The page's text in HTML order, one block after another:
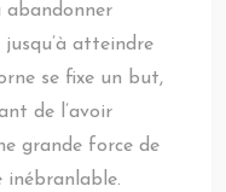
abandonner
atteindre
se fixe un but,
de l’avoir
grande force de
inébranlable.